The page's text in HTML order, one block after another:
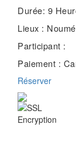
Durée: 9
Lieux :
Participant :
Paiement :
Réserver